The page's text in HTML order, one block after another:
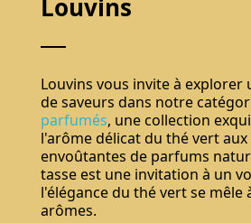
Louvins
Louvins vous invite à explorer
de saveurs dans notre
parfumés, une collection
l'arôme délicat du thé vert
envoûtantes de parfums
tasse est une invitation à un
l'élégance du thé vert se mêle
arômes.